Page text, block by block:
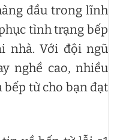
đầu trong lĩnh
tình trạng bếp
nhà. Với đội ngũ
nghề cao, nhiều
từ cho bạn đạt